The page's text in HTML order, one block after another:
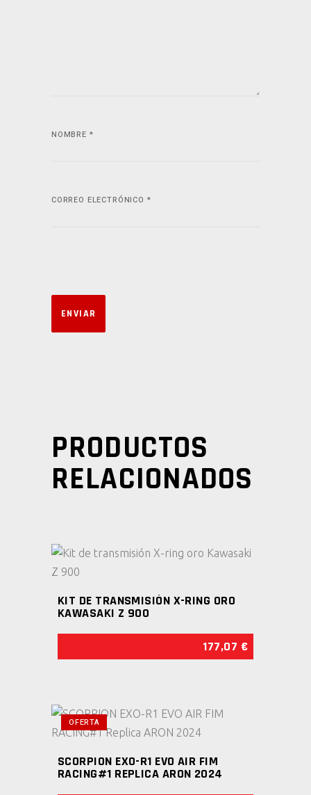
NOMBRE *
CORREO ELECTRÓNICO *
PRODUCTOS
RELACIONADOS
KIT DE TRANSMISIÓN X-RING ORO
KAWASAKI Z 900
177,07 €
OFERTA
SELECCIONAR
OPCIONES
SCORPION EXO-R1 EVO AIR FIM
RACING#1 REPLICA ARON 2024